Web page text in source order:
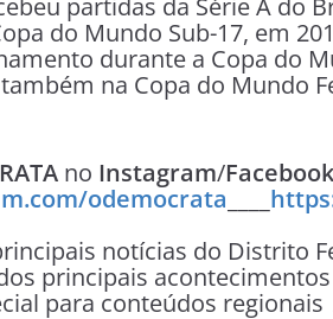
do Mundo Sub-17, em
durante a Copa do
na Copa do Mundo
no Instagram/Facebook
odemocrata
notícias do Distrito
principais
para conteúdos